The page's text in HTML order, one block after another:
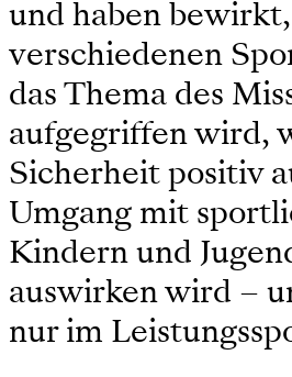
und haben
verschiedenen
das Thema des
aufgegriffen wird,
Sicherheit positiv
Umgang mit
Kindern und
auswirken wird –
nur im